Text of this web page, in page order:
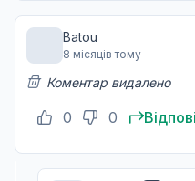
Batou
8 місяців тому
Коментар видалено
0 0